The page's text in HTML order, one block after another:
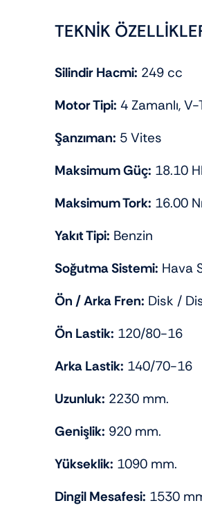
TEKNİK
Silindir Hacmi: 249 cc
Motor Tipi: 4 Zamanlı,
Şanzıman: 5 Vites
Maksimum Güç: 18.10
Maksimum Tork: 16.00
Yakıt Tipi: Benzin
Soğutma Sistemi: Hava
Ön / Arka Fren: Disk /
Ön Lastik: 120/80-16
Arka Lastik: 140/70-16
Uzunluk: 2230 mm.
Genişlik: 920 mm.
Yükseklik: 1090 mm.
Dingil Mesafesi: 1530